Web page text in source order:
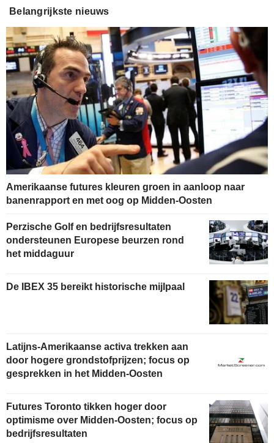
Belangrijkste nieuws
Amerikaanse futures kleuren groen in aanloop naar
banenrapport en met oog op Midden-Oosten
Perzische Golf en bedrijfsresultaten
ondersteunen Europese beurzen rond
het middaguur
De IBEX 35 bereikt historische mijlpaal
Latijns-Amerikaanse activa trekken aan
door hogere grondstofprijzen; focus op
gesprekken in het Midden-Oosten
Futures Toronto tikken hoger door
optimisme over Midden-Oosten; focus op
bedrijfsresultaten